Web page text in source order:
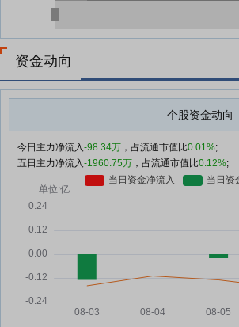
资金动向
个股资金动向
今日主力净流入-98.34万 ，占流通市值比0.01%;
五日主力净流入-1960.75万 ，占流通市值比0.12%;